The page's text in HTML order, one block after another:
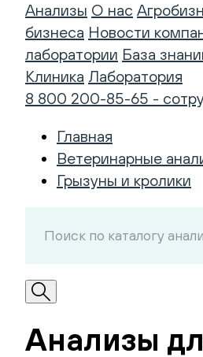
Анализы О нас
бизнеса Новости
лаборатории База
Клиника Лаборатория
8 800 200-85-65 -
Главная
Ветеринарные
Грызуны и кролики
Анализы